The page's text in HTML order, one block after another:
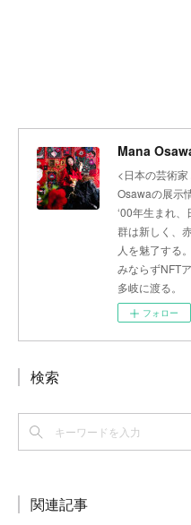
Mana
<日本の芸術
Osawaの展示
‘00年生まれ
群は新しく、
人を魅了する
みならずNFT
多岐に渡る。
フォロー
検索
関連記事